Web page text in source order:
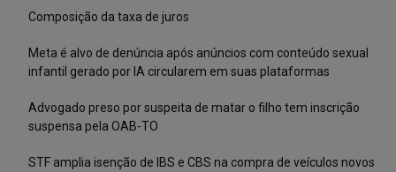
Composição da taxa de juros
Meta é alvo de denúncia após anúncios com conteúdo sexual
infantil gerado por IA circularem em suas plataformas
Advogado preso por suspeita de matar o filho tem inscrição
suspensa pela OAB-TO
STF amplia isenção de IBS e CBS na compra de veículos novos